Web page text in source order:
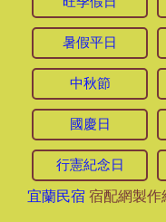
暑假平日
中秋節
國慶日
行憲紀念日
宜蘭民宿 宿配網製作